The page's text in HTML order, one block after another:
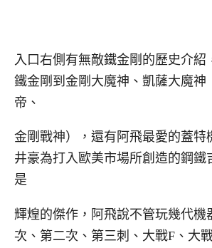
入口右側有無敵鐵金剛的歷史介紹
鐵金剛到金剛大魔神、凱薩大魔神
帝、
金剛戰神），還有阿飛最愛的蓋特
井豪為打入歐美市場所創造的鋼鐵
是
輝煌的傑作，阿飛說不管玩幾代機
次、第二次、第三刺、大戰F、大